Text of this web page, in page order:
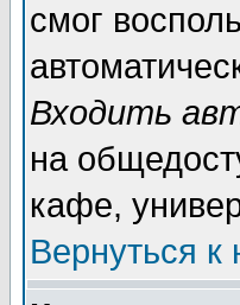
смог
Входить
на
кафе,
Вернуться к